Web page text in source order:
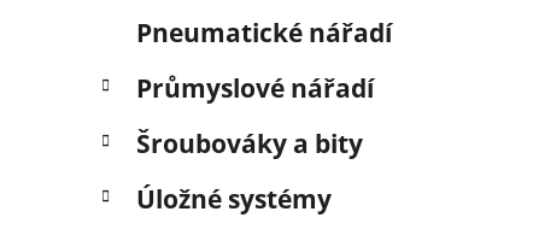
Pneumatické nářadí
Průmyslové nářadí
Šroubováky a bity
Úložné systémy